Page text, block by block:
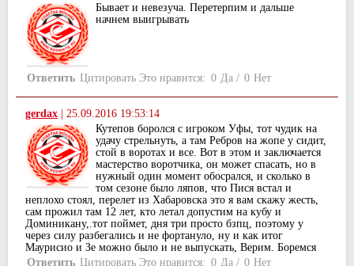
Бывает и невезуча. Перетерпим и дальше
начнем выигрывать
Ответить Цитировать Это нравится: 0 Да / 0 Нет
gerdax
25.09.2016 19:53:14
Кутепов боролся с игроком Уфы, тот чудик на
удачу стрельнуть, а там Ребров на жопе у сидит,
стой в воротах и все. Вот в этом и заключается
мастерство воротчика, он может спасать, но в
нужный один момент обосрался, и сколько в
том сезоне было ляпов, что Пися встал и
неплохо стоял, перелет из Хабаровска это я вам скажу жесть,
сам прожил там 12 лет, кто летал допустим на кубу и
Доминикану,.тот поймет, дня три просто бзпц, поэтому у
через силу разбегались и не фортануло, ну и как итог
Маурисио и Зе можно было и не выпускать, Верим. Боремся
Ответить Цитировать Это нравится: 0 Да / 0 Нет